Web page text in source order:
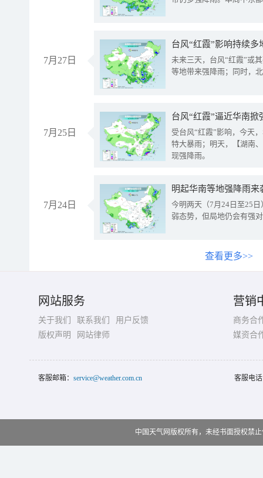
7月27日
台风“红霞”影响持续
未来三天，台风“红霞”或
等地带来强降雨；同时，
7月25日
台风“红霞”逼近华南
受台风“红霞”影响，今天
特大暴雨；明天，【湖南
现强降雨。
7月24日
明起华南等地强降雨
今明两天（7月24日至25
弱态势，但局地仍会有强
查看更多>>
网站服务
关于我们 联系我们
用户反馈
版权声明
网站律师
营销
商务合
媒资合
客服邮箱： service@weather.com.cn 客服电
中国天气网版权所有，未经书面授权